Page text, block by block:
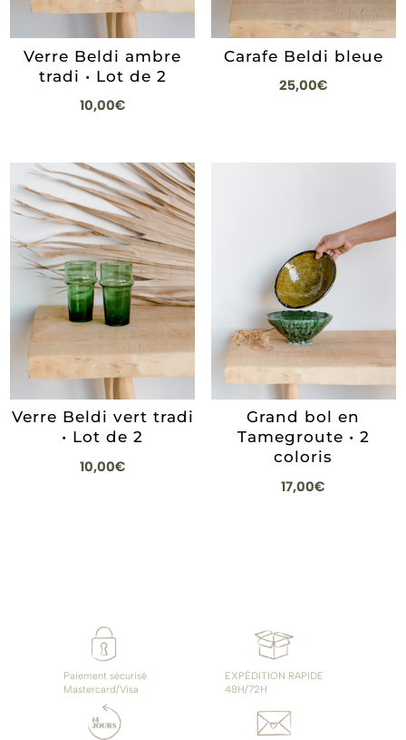
Verre Beldi ambre
tradi • Lot de 2
10,00€
Carafe Beldi bleue
25,00€
Verre Beldi vert tradi
• Lot de 2
10,00€
Grand bol en
Tamegroute • 2
coloris
17,00€
Paiement sécurisé
Mastercard/Visa
EXPÉDITION RAPIDE
48H/72H